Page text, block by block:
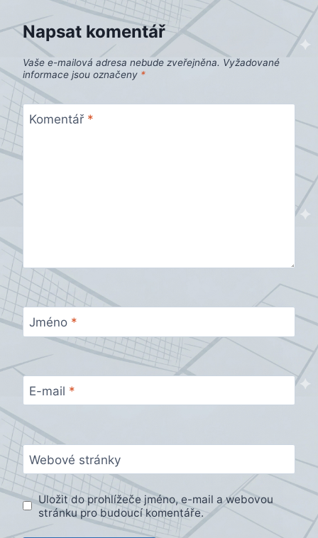
Napsat komentář
Vaše e-mailová adresa nebude zveřejněna. Vyžadované
informace jsou označeny *
Komentář *
Jméno *
E-mail *
Webové stránky
Uložit do prohlížeče jméno, e-mail a webovou
stránku pro budoucí komentáře.